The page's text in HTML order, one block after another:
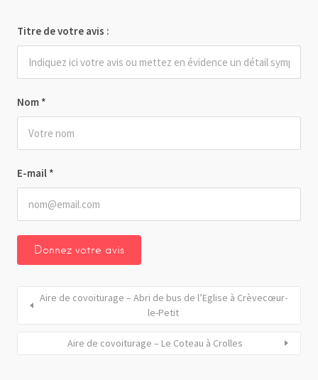
Nom *
E-mail *
Titre de votre avis :
Aire de covoiturage – Abri de bus de l’Eglise à Crèvecœur-
le-Petit
Aire de covoiturage – Le Coteau à Crolles